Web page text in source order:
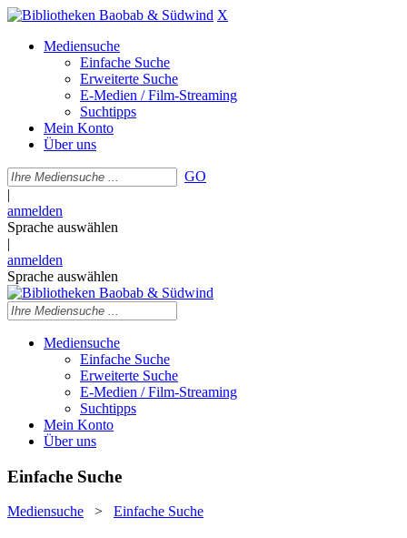
X
Mediensuche
Einfache Suche
Erweiterte Suche
E-Medien / Film-Streaming
Suchtipps
Mein Konto
Über uns
GO
|
anmelden
Sprache auswählen
|
anmelden
Sprache auswählen
Mediensuche
Einfache Suche
Erweiterte Suche
E-Medien / Film-Streaming
Suchtipps
Mein Konto
Über uns
Einfache Suche
Mediensuche > Einfache Suche